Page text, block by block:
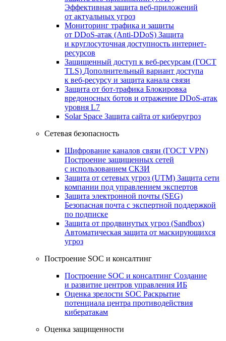
Эффективная защита веб-приложений
от актуальных угроз
Мониторинг трафика и защиты
от DDoS‑атак (Anti‑DDoS) Защита
и круглосуточная доступность интернет-
ресурсов
Защищенный доступ к веб-ресурсам (ГОСТ
TLS) Дополнительный вариант доступа
к веб‑ресурсу и защита канала связи
Защита от бот‑трафика Блокировка
вредоносных ботов и отражение DDoS‑атак
уровня L7
Solar Space Защита сайта от киберугроз
Сетевая безопасность
Шифрование каналов связи (ГОСТ VPN)
Построение защищенных сетей
с использованием СКЗИ
Защита от сетевых угроз (UTM) Защита сети
компании под управлением экспертов
Защита электронной почты (SEG)
Безопасная почта с экспертной поддержкой
по подписке
Защита от продвинутых угроз (Sandbox)
Автоматическая защита от маскирующихся
угроз
Построение SOC и консалтинг
Построение SOC и консалтинг Создание
и развитие центров управления ИБ
Оценка зрелости SOC Раскрытие
потенциала центра противодействия
кибератакам
Оценка защищенности